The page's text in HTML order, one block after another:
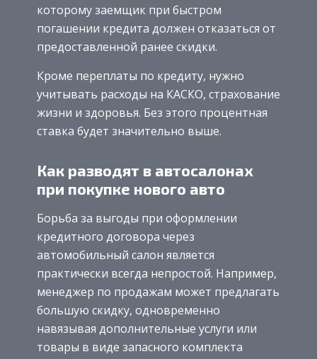
которому заемщик при быстром
погашении кредита должен отказаться от
предоставленной ранее скидки.
Кроме переплаты по кредиту, нужно
учитывать расходы на КАСКО, страхование
жизни и здоровья. Без этого процентная
ставка будет значительно выше.
Как разводят в автосалонах
при покупке нового авто
Борьба за выгоды при оформлении
кредитного договора через
автомобильный салон является
практически всегда непростой. Например,
менеджер по продажам может предлагать
большую скидку, одновременно
навязывая дополнительные услуги или
товары в виде запасного комплекта